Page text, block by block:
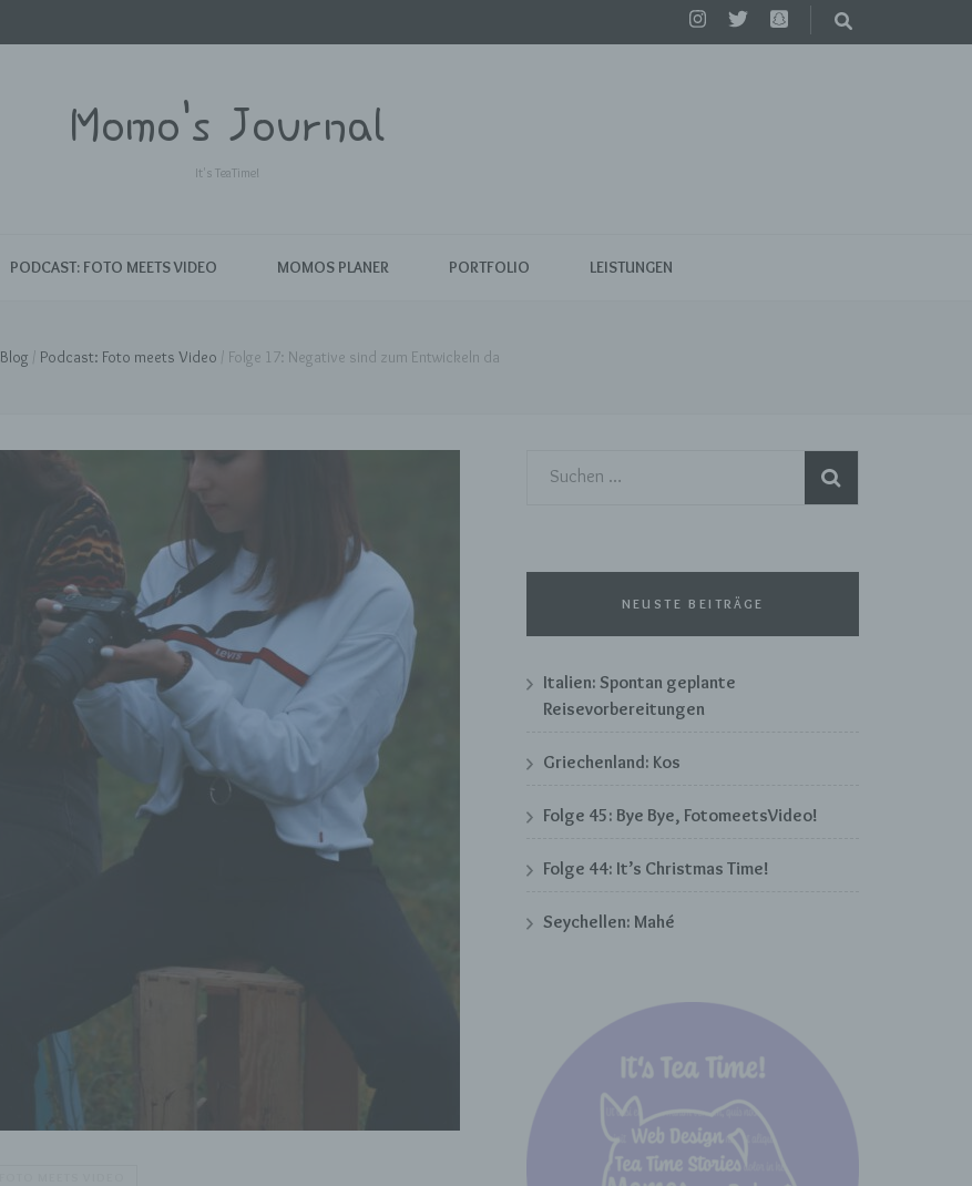
Momo's Journal
It's TeaTime!
PODCAST: FOTO MEETS VIDEO MOMOS PLANER PORTFOLIO LEISTUNGEN
Blog / Podcast: Foto meets Video / Folge 17: Negative sind zum Entwickeln da
Suchen
NEUSTE BEITRÄGE
Italien: Spontan geplante
Reisevorbereitungen
Griechenland: Kos
Folge 45: Bye Bye, FotomeetsVideo!
Folge 44: It’s Christmas Time!
Seychellen: Mahé